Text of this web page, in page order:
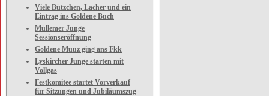
Viele Bützchen, Lacher und ein
Eintrag ins Goldene Buch
Müllemer Junge
Sessionseröffnung
Goldene Muuz ging ans Fkk
Lyskircher Junge starten mit
Vollgas
Festkomitee startet Vorverkauf
für Sitzungen und Jubiläumszug